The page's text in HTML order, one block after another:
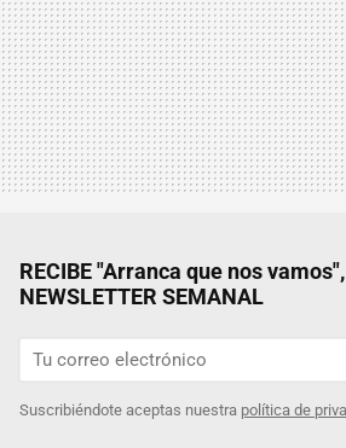
RECIBE "Arranca que nos
NEWSLETTER SEMANAL
Suscribiéndote aceptas nuestra política de